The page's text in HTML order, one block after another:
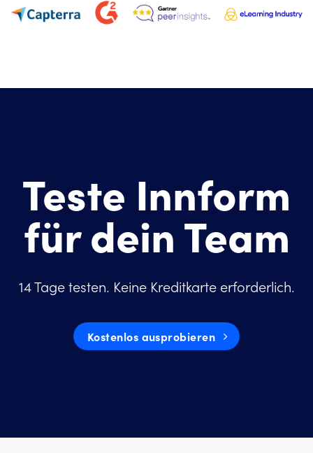
Teste Innform
für dein Team
14 Tage testen. Keine Kreditkarte erforderlich.
Kostenlos ausprobieren